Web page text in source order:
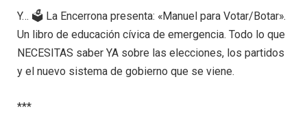
Y… 🗳 La Encerrona presenta: «Manuel para Votar/Botar».
Un libro de educación cívica de emergencia. Todo lo que
NECESITAS saber YA sobre las elecciones, los partidos
y el nuevo sistema de gobierno que se viene.
***